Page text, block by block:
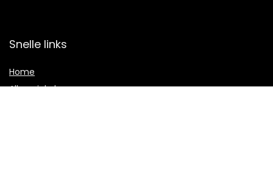
Snelle links
Home
Alles winkelen